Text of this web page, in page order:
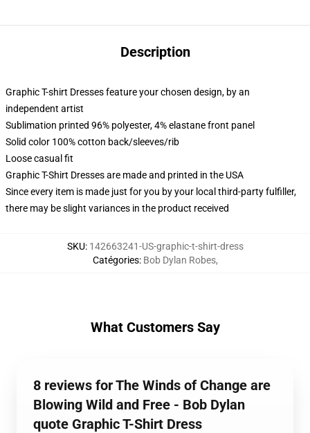
Description
Graphic T-shirt Dresses feature your chosen design, by an
independent artist
Sublimation printed 96% polyester, 4% elastane front panel
Solid color 100% cotton back/sleeves/rib
Loose casual fit
Graphic T-Shirt Dresses are made and printed in the USA
Since every item is made just for you by your local third-party fulfiller,
there may be slight variances in the product received
SKU: 142663241-US-graphic-t-shirt-dress
Catégories: Bob Dylan Robes,
What Customers Say
8 reviews for The Winds of Change are
Blowing Wild and Free - Bob Dylan
quote Graphic T-Shirt Dress